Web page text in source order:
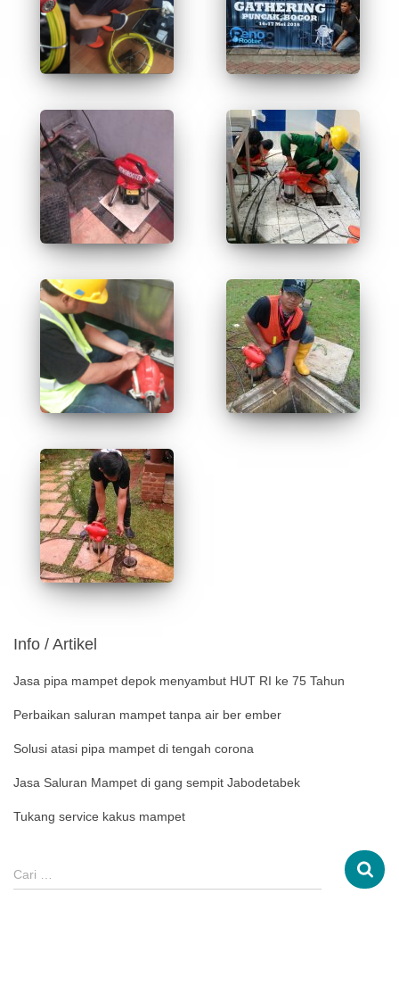
Info / Artikel
Jasa pipa mampet depok menyambut HUT RI ke 75 Tahun
Perbaikan saluran mampet tanpa air ber ember
Solusi atasi pipa mampet di tengah corona
Jasa Saluran Mampet di gang sempit Jabodetabek
Tukang service kakus mampet
Cari …